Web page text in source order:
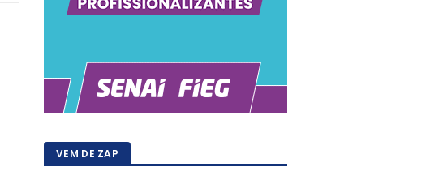
VEM DE ZAP